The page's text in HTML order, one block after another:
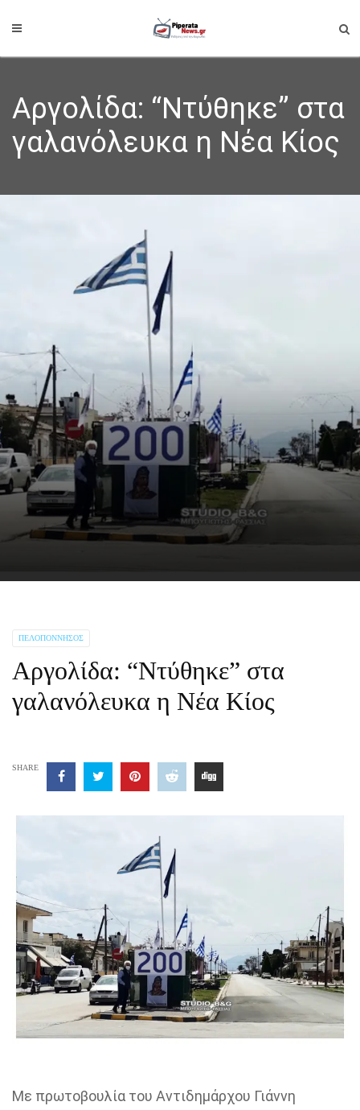
Αργολίδα: “Ντύθηκε” στα
γαλανόλευκα η Νέα Κίος
ΠΕΛΟΠΌΝΝΗΣΟΣ
Αργολίδα: “Ντύθηκε” στα
γαλανόλευκα η Νέα Κίος
SHARE
Με πρωτοβουλία του Αντιδημάρχου Γιάννη